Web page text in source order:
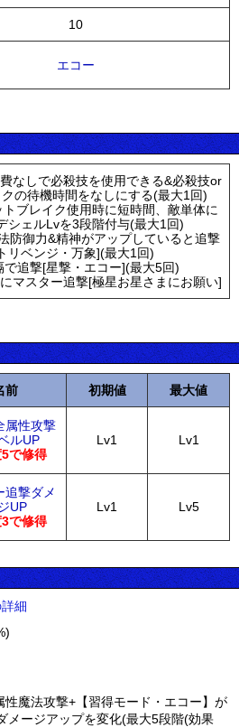
10
エコー
なしで必殺技を使用できる&必殺技or
の待機時間をなしにする(最大1回)
トブレイク使用時に短時間、敵単体に
シェルLvを3段階付与(最大1回)
防御力&精神がアップしていると追撃
リベンジ・万象](最大1回)
で追撃[星撃・エコー](最大5回)
マスター追撃[極星お星さまにお願い]
前 初期値 最大値
属性攻撃
ルUP
で修得
Lv1 Lv1
追撃ダメ
UP
で修得
Lv1 Lv5
細
魔法攻撃+【習得モード・エコー】が
メージアップを変化(最大5段階(効果